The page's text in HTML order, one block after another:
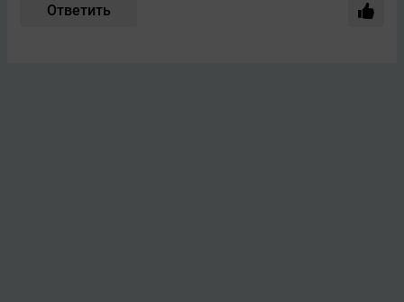
Ответить